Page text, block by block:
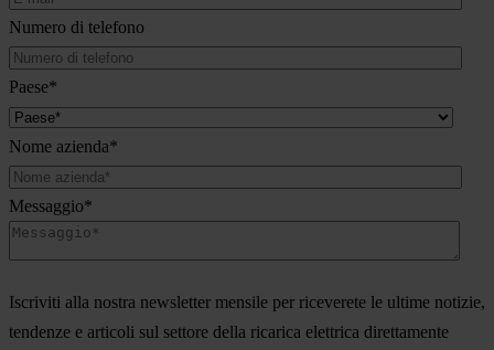
Numero di telefono
Paese*
Nome azienda*
Messaggio*
Iscriviti alla nostra newsletter mensile per riceverete le ultime notizie,
tendenze e articoli sul settore della ricarica elettrica direttamente